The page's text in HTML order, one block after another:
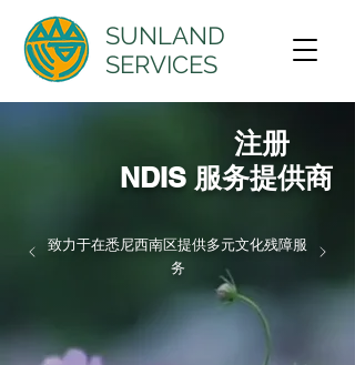
SUNLAND
SERVICES
​致力于在悉尼西南区提供多元文化残障服
务
注册
NDIS 服务提供商